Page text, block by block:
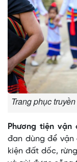
Trang phục
Phương tiện vận
đan dùng để vận
kiện đất dốc,